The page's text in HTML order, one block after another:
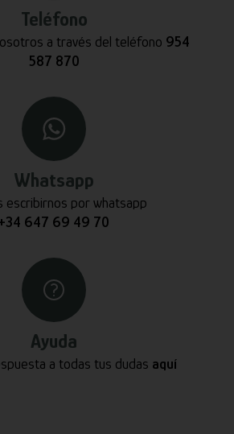
Teléfono
a través del teléfono 954
587 870
Whatsapp
escribirnos por whatsapp
+34 647 69 49 70
Ayuda
a todas tus dudas aquí